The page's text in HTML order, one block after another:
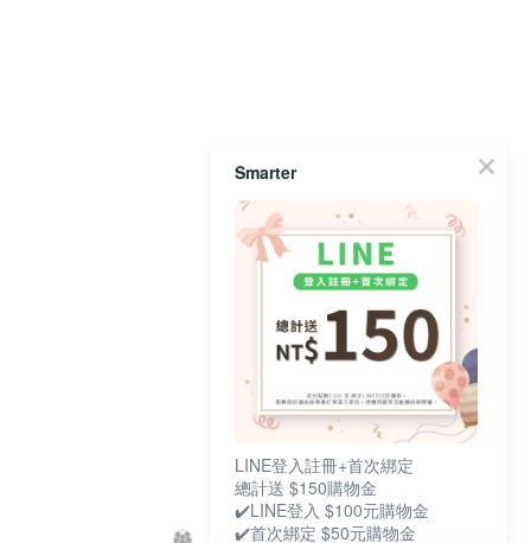
Smarter
LINE登入註冊+首次綁定
總計送 $150購物金
✔️LINE登入 $100元購物金​
✔️首次綁定 $50元購物金​